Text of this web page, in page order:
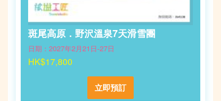
斑尾高原．野沢溫泉7天滑雪團
日期：2027年2月21日-27日
HK$17,800
立即預訂